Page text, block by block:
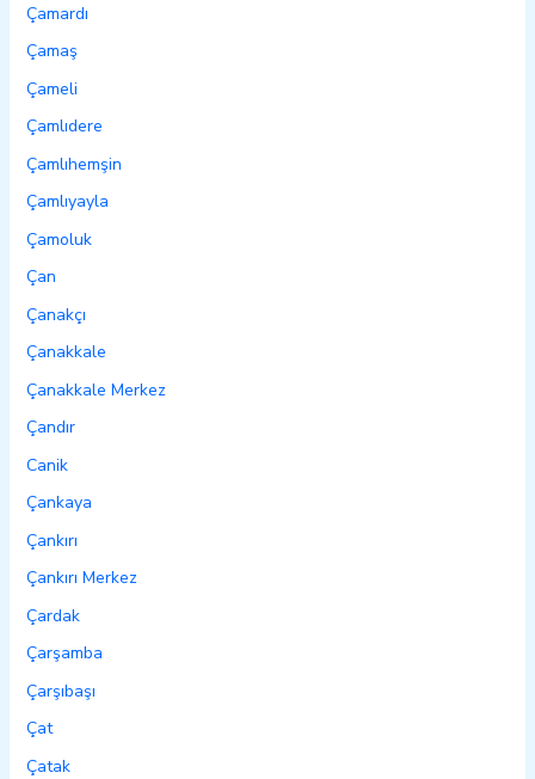
Çamardı
Çamaş
Çameli
Çamlıdere
Çamlıhemşin
Çamlıyayla
Çamoluk
Çan
Çanakçı
Çanakkale
Çanakkale Merkez
Çandır
Canik
Çankaya
Çankırı
Çankırı Merkez
Çardak
Çarşamba
Çarşıbaşı
Çat
Çatak